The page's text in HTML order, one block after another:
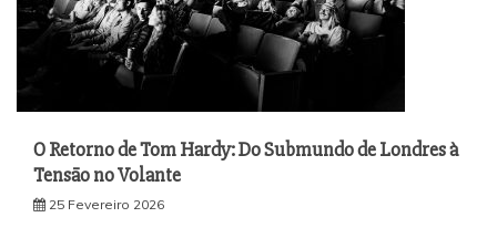
O Retorno de Tom Hardy: Do Submundo de Londres à
Tensão no Volante
25 Fevereiro 2026